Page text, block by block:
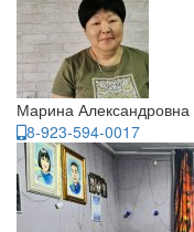
Марина Александровна
8-923-594-0017